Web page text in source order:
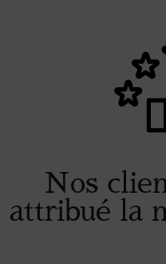
Nos
attribué la